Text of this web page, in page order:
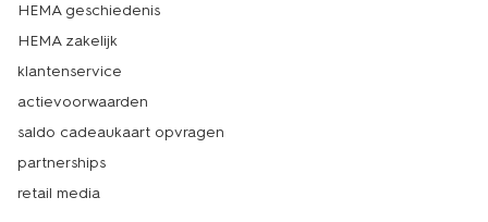
HEMA geschiedenis
HEMA zakelijk
klantenservice
actievoorwaarden
saldo cadeaukaart opvragen
partnerships
retail media